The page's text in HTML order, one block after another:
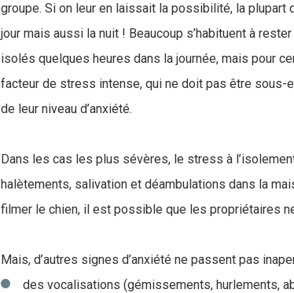
groupe. Si on leur en laissait la possibilité, la
jour mais aussi la nuit ! Beaucoup s’habituent à
isolés quelques heures dans la journée, mais pour
facteur de stress intense, qui ne doit pas être sous-
de leur niveau d’anxiété.
Dans les cas les plus sévères, le stress à
halètements, salivation et déambulations dans la
filmer le chien, il est possible que les propriétaires
Mais, d’autres signes d’anxiété ne passent pas
des vocalisations (gémissements, hurlements,